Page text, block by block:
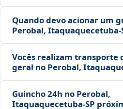
Quando devo acionar um
Perobal,
Vocês realizam transporte
geral no Perobal,
Guincho 24h no Perobal,
Itaquaquecetuba‑SP